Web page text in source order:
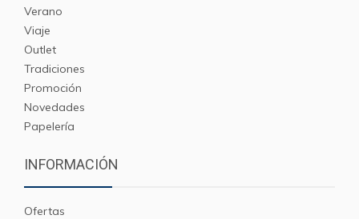
Verano
Viaje
Outlet
Tradiciones
Promoción
Novedades
Papelería
INFORMACIÓN
Ofertas